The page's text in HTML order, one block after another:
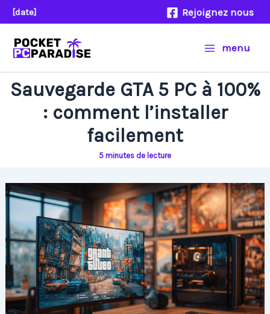
Aller
au
contenu
[date] Rejoignez nous
menu
Sauvegarde GTA 5 PC à 100%
: comment l’installer
facilement
5 minutes de lecture